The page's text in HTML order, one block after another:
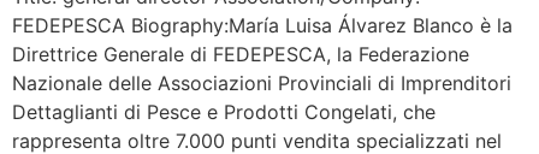
FEDEPESCA Biography:María Luisa Álvarez Blanco è la
Direttrice Generale di FEDEPESCA, la Federazione
Nazionale delle Associazioni Provinciali di Imprenditori
Dettaglianti di Pesce e Prodotti Congelati, che
rappresenta oltre 7.000 punti vendita specializzati nel